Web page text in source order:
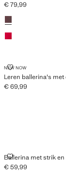
Huidige prijs [€ 79,99 ]
€ 79,99
Kleuren
NEW NOW
Leren ballerina's
LEREN
Huidige prijs [€ 69,99 ]
€ 69,99
Ballerina met strik
BALLERINA MET
Huidige prijs [€ 59,99 ]
€ 59,99